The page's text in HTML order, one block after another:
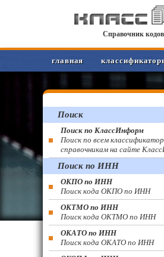
Справочник
главная
Поиск
Поиск по КлассИнформ
Поиск по всем
справочникам на сайте
Поиск по ИНН
ОКПО по ИНН
Поиск кода ОКПО по ИНН
ОКТМО по ИНН
Поиск кода ОКТМО по ИНН
ОКАТО по ИНН
Поиск кода ОКАТО по ИНН